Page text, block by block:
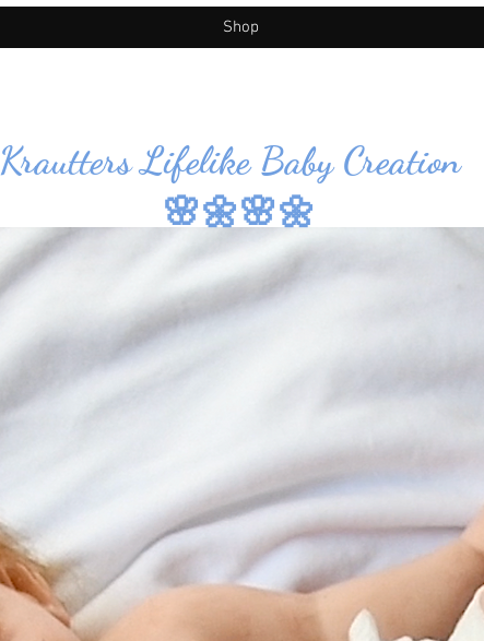
Shop
Krautters Lifelike Baby Creation
🌸🌼🌸🌼